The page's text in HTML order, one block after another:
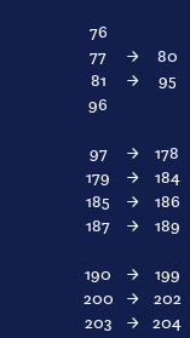
76
77
→ 80
81
→ 95
96
97
→ 178
179
→ 184
185
→ 186
187
→ 189
190 → 199
200 → 202
203
→ 204